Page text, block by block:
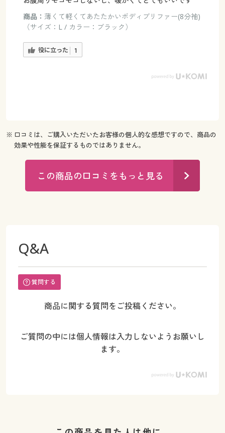
商品： 薄くて軽くてあたたかいボディブリファー(8分袖)
（サイズ：L / カラー：ブラック）
役に立った 1
※ 口コミは、ご購入いただいたお客様の個人的な感想ですので、商品の
効果や性能を保証するものではありません。
この商品の口コミをもっと見る
Q&A
質問する
商品に関する質問をご投稿ください。
ご質問の中には個人情報は入力しないようお願いし
ます。